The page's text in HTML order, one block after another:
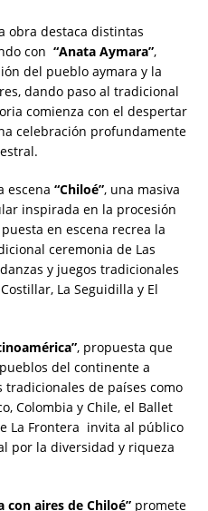
obra destaca distintas
con “Anata Aymara”,
del pueblo aymara y la
dando paso al tradicional
comienza con el despertar
celebración profundamente
escena “Chiloé”, una masiva
inspirada en la procesión
en escena recrea la
ceremonia de Las
y juegos tradicionales
La Seguidilla y El
, propuesta que
del continente a
tradicionales de países como
Colombia y Chile, el Ballet
La Frontera invita al público
por la diversidad y riqueza
con aires de Chiloé” promete